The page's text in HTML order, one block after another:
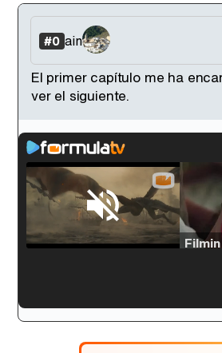
#0 ain
El primer capítulo me ha
ver el siguiente.
Unmute
Loaded: